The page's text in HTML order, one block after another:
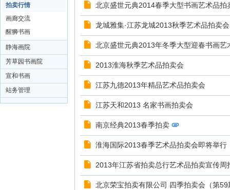
拍卖行情
画廊交流
醒狮书画
静海画院
芳草园书画院
宣和书画
站务管理
北京盛世元典2014春季大型书画艺术品拍
龙城雅集·江苏龙城2013秋季艺术品拍卖会
北京盛世元典2013年冬季大型迎春书画艺
2013淮海秋季艺术品拍卖会
江苏九德2013年精品艺术品拍卖会
江苏天和2013 名家书画拍卖会
南京经典2013春季拍卖
淮海国际2013春季艺术品拍卖会即将举行
2013年江苏省拍卖总行艺术品拍卖宣传周
北京荣宝拍卖有限公司 四季拍卖会（第59